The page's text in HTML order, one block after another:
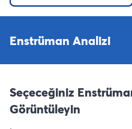
Enstrüman Analizi
Seçeceğiniz
Görüntüleyin